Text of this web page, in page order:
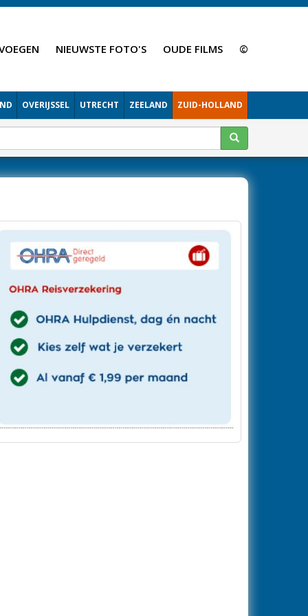
NIEUWSTE FOTO'S OUDE FILMS ©
OVERIJSSEL UTRECHT ZEELAND ZUID-HOLLAND